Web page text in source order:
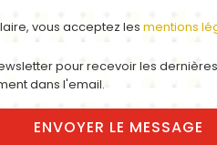
vous acceptez les mentions
pour recevoir les
dans l'email.